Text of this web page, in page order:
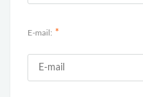
E-mail: *